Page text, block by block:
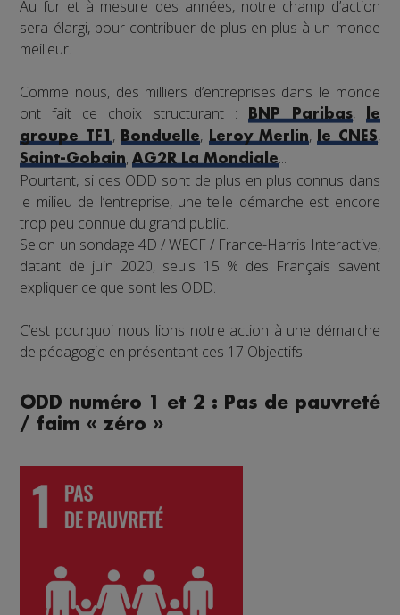
Au fur et à mesure des années, notre champ d’action
sera élargi, pour contribuer de plus en plus à un monde
meilleur.
Comme nous, des milliers d’entreprises dans le monde
ont fait ce choix structurant :
BNP Paribas,
le
groupe TF1 , Bonduelle, Leroy Merlin, le CNES,
Saint-Gobain,AG2R La Mondiale...
Pourtant, si ces ODD sont de plus en plus connus dans
le milieu de l’entreprise, une telle démarche est encore
trop peu connue du grand public.
Selon un sondage 4D / WECF / France-Harris Interactive,
datant de juin 2020, seuls 15 % des Français savent
expliquer ce que sont les ODD.
C’est pourquoi nous lions notre action à une démarche
de pédagogie en présentant ces 17 Objectifs.
ODD numéro 1 et 2 : Pas de pauvreté
/ faim « zéro »